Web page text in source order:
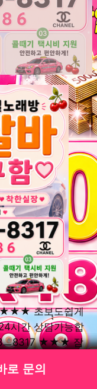
로 문의
로 문의
로 문의
로 문의
로 문의
로 문의
★★★ 초보ุุ도쉽게
시간 상담가능합
ㅡ8317 ★★★ 잠
◞✿ 풍납동ุุ노래방ุุ
로 문의
로 문의
로 문의